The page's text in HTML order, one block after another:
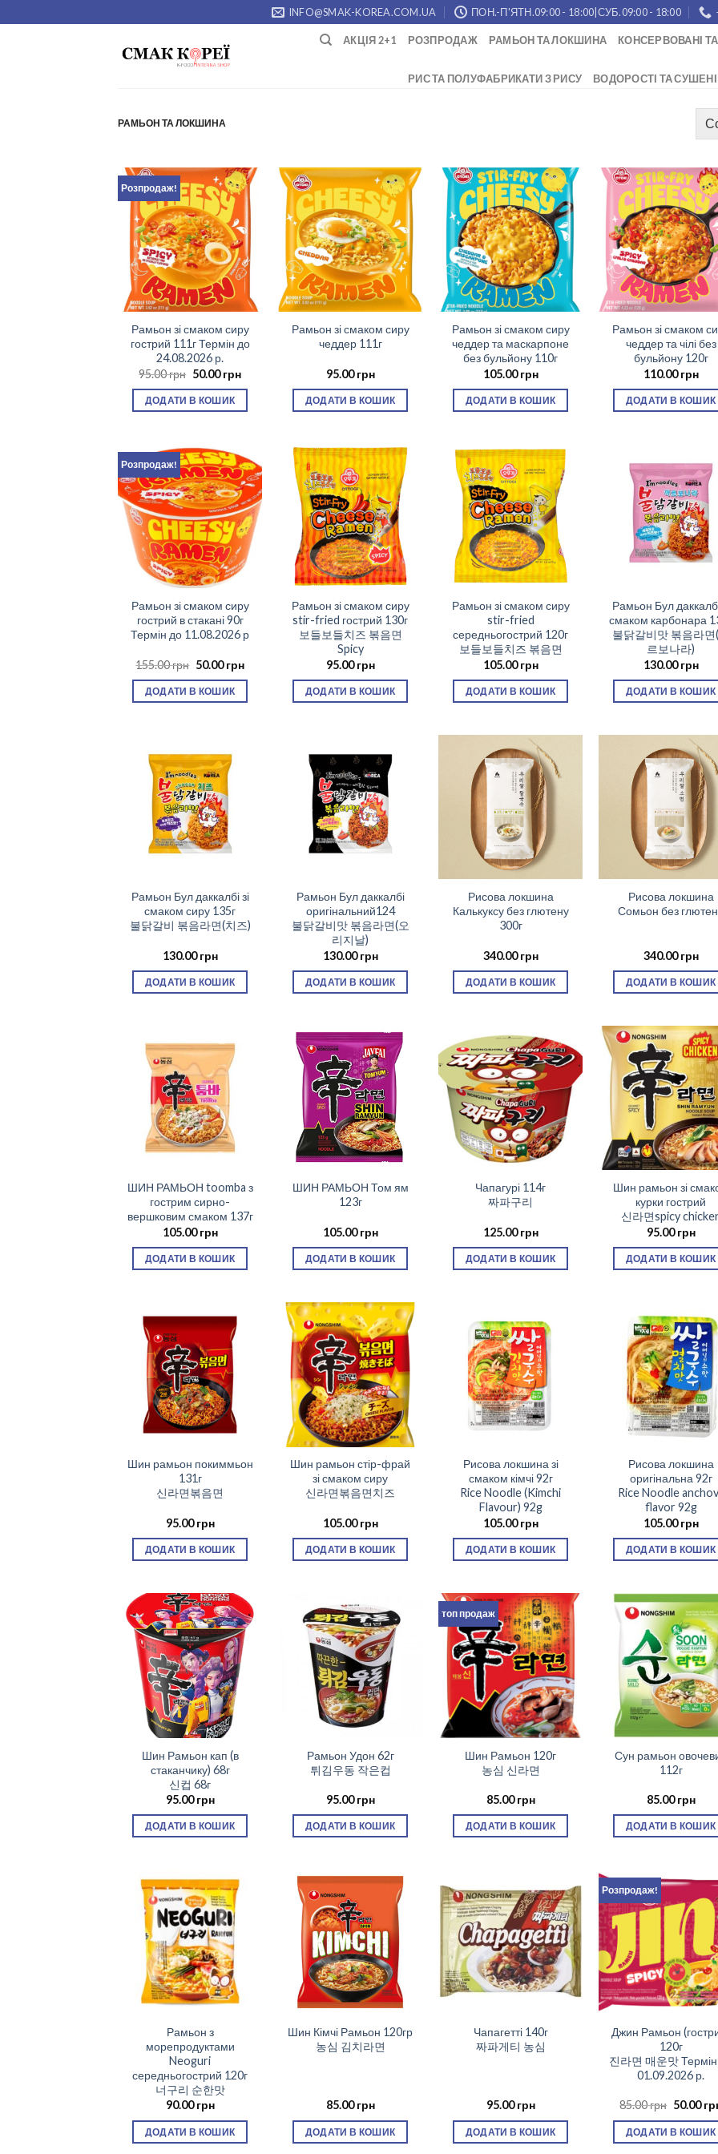
to
INFO@SMAK-KOREA.COM.UA ПОН.-П'ЯТН.09:00 - 18:00|СУБ.09:00 - 18:00
АКЦІЯ 2+1 РОЗПРОДАЖ РАМЬОН ТА ЛОКШИНА КОНСЕРВОВАНІ
РИС ТА ПОЛУФАБРИКАТИ З РИСУ ВОДОРОСТІ ТА
РАМЬОН ТА ЛОКШИНА
Розпродаж!
Рамьон зі смаком сиру
гострий 111г Термін до
24.08.2026 р.
95.00грн Оригінальна
95.00 грн.
50.00грнПоточна
ДОДАТИ В КОШИК
Рамьон зі смаком сиру
чеддер 111г
95.00грн
ДОДАТИ В КОШИК
Рамьон зі смаком сиру
чеддер та маскарпоне
без бульйону 110г
105.00грн
ДОДАТИ В КОШИК
Рамьон зі смаком
чеддер та чілі без
бульйону 120г
110.00грн
ДОДАТИ В КОШИК
Розпродаж!
Рамьон зі смаком сиру
гострий в стакані 90г
Термін до 11.08.2026 р
155.00грн Оригінальна
155.00 грн.
50.00грнПоточна
ДОДАТИ В КОШИК
Рамьон зі смаком сиру
stir-fried гострий 130г
보들보들치즈 볶음면
Spicy
95.00грн
ДОДАТИ В КОШИК
Рамьон зі смаком сиру
stir-fried
середньогострий 120г
보들보들치즈 볶음면
105.00грн
ДОДАТИ В КОШИК
Рамьон Бул даккалбі
смаком карбонара
불닭갈비맛 볶음라면
르보나라)
130.00грн
ДОДАТИ В КОШИК
Рамьон Бул даккалбі зі
смаком сиру 135г
불닭갈비 볶음라면(치즈)
130.00грн
ДОДАТИ В КОШИК
Рамьон Бул даккалбі
оригінальний124
불닭갈비맛 볶음라면(오
리지날)
130.00грн
ДОДАТИ В КОШИК
Рисова локшина
Калькуксу без глютену
300г
340.00грн
ДОДАТИ В КОШИК
Рисова локшина
Сомьон без
340.00грн
ДОДАТИ В КОШИК
ШИН РАМЬОН toomba з
гострим сирно-
вершковим смаком 137г
105.00грн
ДОДАТИ В КОШИК
ШИН РАМЬОН Том ям
123г
105.00грн
ДОДАТИ В КОШИК
Чапагурі 114г
짜파구리
125.00грн
ДОДАТИ В КОШИК
Шин рамьон зі
курки гострий
신라면spicy
95.00грн
ДОДАТИ В КОШИК
Шин рамьон покиммьон
131г
신라면볶음면
95.00грн
ДОДАТИ В КОШИК
Шин рамьон стір-фрай
зі смаком сиру
신라면볶음면치즈
105.00грн
ДОДАТИ В КОШИК
Рисова локшина зі
смаком кімчі 92г
Rice Noodle (Kimchi
Flavour) 92g
105.00грн
ДОДАТИ В КОШИК
Рисова локшина
оригінальна 92г
Rice Noodle
flavor 92g
105.00грн
ДОДАТИ В КОШИК
Шин Рамьон кап (в
стаканчику) 68г
신컵 68г
95.00грн
ДОДАТИ В КОШИК
Рамьон Удон 62г
튀김우동 작은컵
95.00грн
ДОДАТИ В КОШИК
топ продаж
Шин Рамьон 120г
농심 신라면
85.00грн
ДОДАТИ В КОШИК
Сун рамьон
112г
85.00грн
ДОДАТИ В КОШИК
Рамьон з
морепродуктами
Neoguri
середньогострий 120г
너구리 순한맛
90.00грн
ДОДАТИ В КОШИК
Шин Кімчі Рамьон 120гр
농심 김치라면
85.00грн
ДОДАТИ В КОШИК
Чапагетті 140г
짜파게티 농심
95.00грн
ДОДАТИ В КОШИК
Розпродаж!
Джин Рамьон
120г
진라면 매운맛
01.09.2026 р.
85.00грн
85.00
50.00
ДОДАТИ В КОШИК